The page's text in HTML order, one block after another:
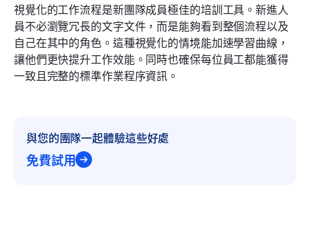
視覺化的工作流程是新團隊成員極佳的培訓工具。新進人
員不必瀏覽冗長的文字文件，而是能夠看到整個流程以及
自己在其中的角色。這種視覺化的情境能加速學習曲線，
讓他們更快提升工作效能。同時也確保每位員工都能獲得
一致且完整的標準作業程序資訊。
與您的團隊一起體驗這些好處
免費試用